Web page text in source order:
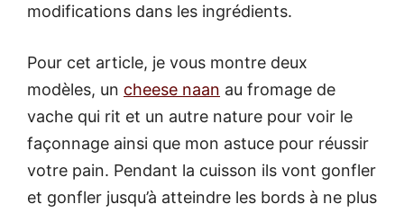
modifications dans les ingrédients.
Pour cet article, je vous montre deux
modèles, un cheese naan au fromage de
vache qui rit et un autre nature pour voir le
façonnage ainsi que mon astuce pour réussir
votre pain. Pendant la cuisson ils vont gonfler
et gonfler jusqu’à atteindre les bords à ne plus